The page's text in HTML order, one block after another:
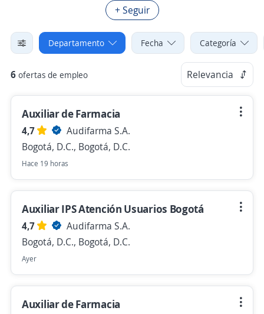
+ Seguir
Departamento Fecha Categoría
6 ofertas de empleo Relevancia
Auxiliar de Farmacia
4,7
Audifarma S.A.
Bogotá, D.C., Bogotá, D.C.
Hace 19 horas
Auxiliar IPS Atención Usuarios Bogotá
4,7
Audifarma S.A.
Bogotá, D.C., Bogotá, D.C.
Ayer
Auxiliar de Farmacia